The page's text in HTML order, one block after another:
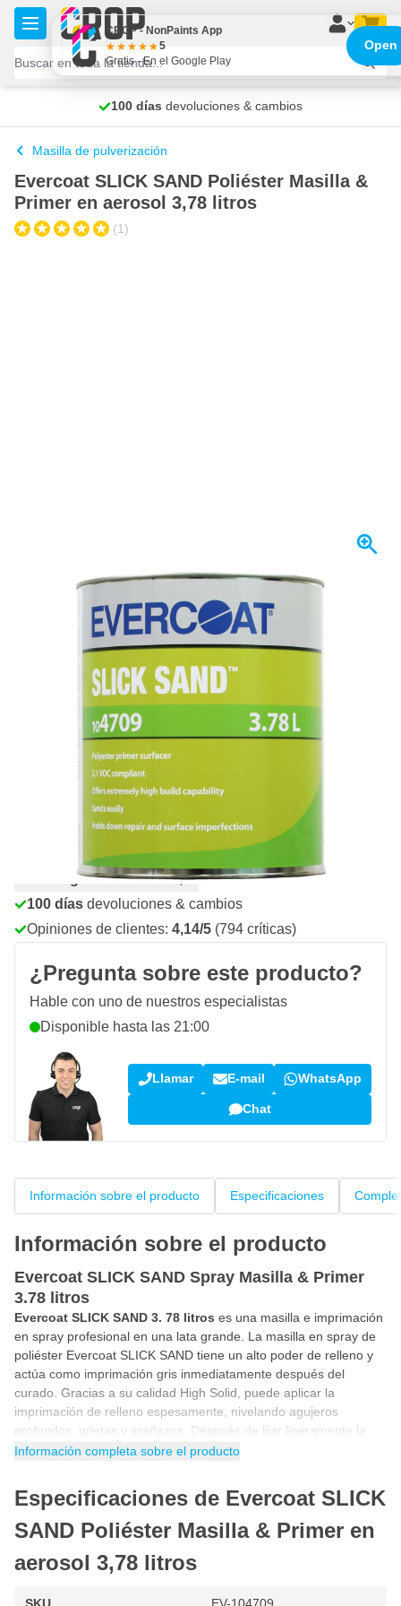
Ir al contenido
se envía hoy
Envío gratis
100 días devoluciones & cambios
Masilla de pulverización
Evercoat SLICK SAND Poliéster Masilla &
Primer en aerosol 3,78 litros
(1)
Se envía hoy
Elija un número
12 unidades
€ incl. IVA
Añadir al carrito
Haz tu pedido antes de las 23:59,
Envío gratisdesde 150,- €
100 días devoluciones & cambios
Opiniones de clientes: 4,14/5 (794 críticas)
¿Pregunta sobre este producto?
Hable con uno de nuestros especialistas
Disponible hasta las 21:00
Llamar E-mail WhatsApp
Chat
Información sobre el producto Especificaciones
Información sobre el producto
Evercoat SLICK SAND Spray Masilla & Primer
3.78 litros
Evercoat SLICK SAND 3. 78 litros es una masilla e imprimación
en spray profesional en una lata grande. La masilla en spray de
poliéster Evercoat SLICK SAND tiene un alto poder de relleno y
actúa como imprimación gris inmediatamente después del
curado. Gracias a su calidad High Solid, puede aplicar la
imprimación de relleno espesamente, nivelando agujeros
profundos, grietas y arañazos. Después de lijar ligeramente la
imprimación, puede rociarla con cualquier capa base, laca de
Masilla de relleno en spray e imprimación en 1
SLICK SAND de Evercoat es una masilla e imprimación
spray de alto relleno en 1
. La masilla e imprimación en spray
de alto relleno le permite aplicar de 200 a 300 micras en una sola
capa. Esto le permite rellenar arañazos profundos, grietas y
agujeros en metal, plástico, hierro, poliéster, acero, carbono y
Información completa sobre el producto
Especificaciones de Evercoat SLICK
SAND Poliéster Masilla & Primer en
aerosol 3,78 litros
CROP - NonPaints App
5
Gratis - En el Google Play
Open